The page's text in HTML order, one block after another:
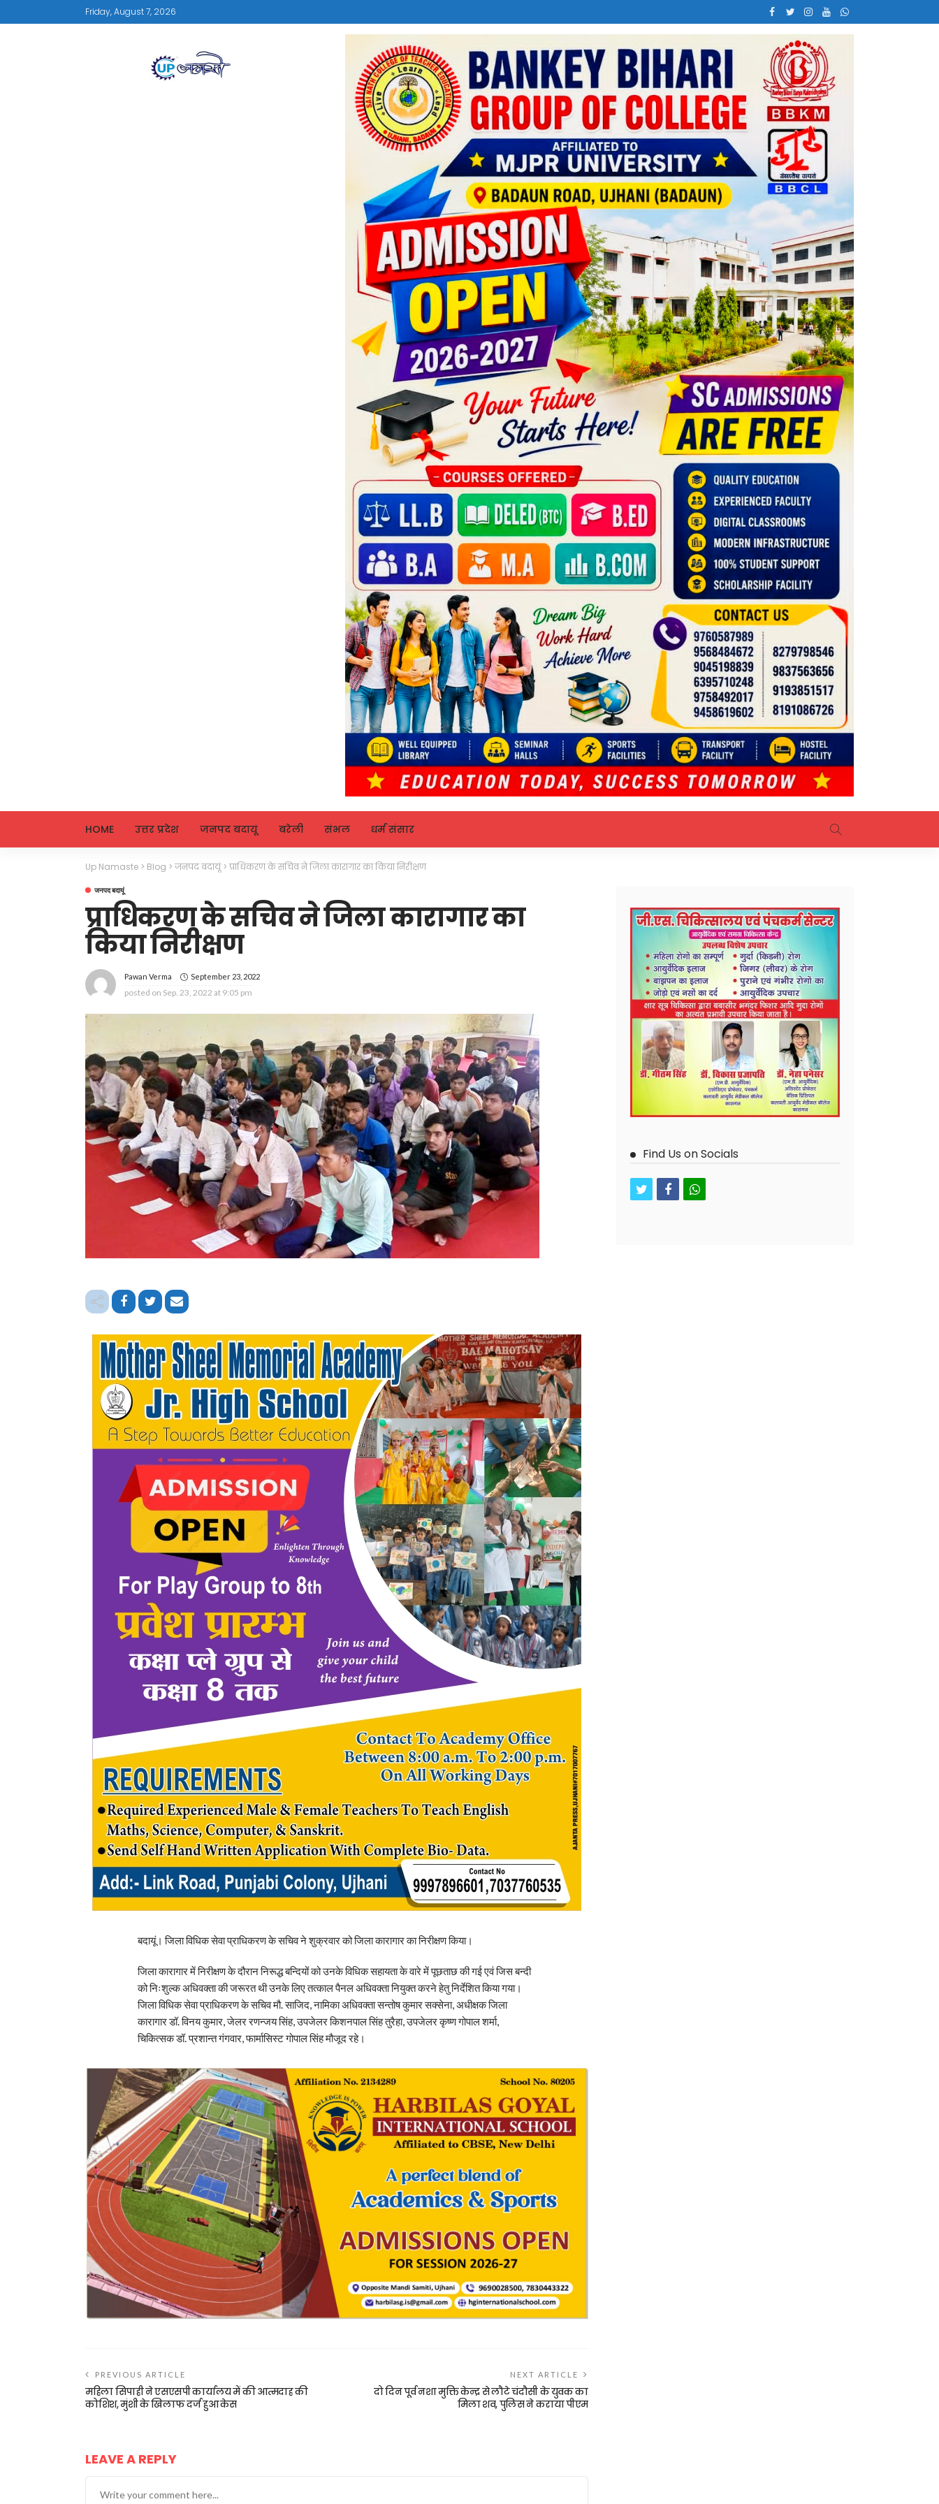
Friday, August 7, 2026
HOME उत्तर प्रदेश जनपद बदायूं बरेली संभल धर्म संसार
Up Namaste > Blog > जनपद बदायूं>प्राधिकरण के सचिव ने जिला कारागार का किया निरीक्षण
जनपद बदायूं
प्राधिकरण के सचिव ने जिला कारागार का
किया निरीक्षण
Pawan Verma September 23, 2022
posted on Sep. 23, 2022 at 9:05 pm
बदायूं। जिला विधिक सेवा प्राधिकरण के सचिव ने शुक्रवार को जिला कारागार का निरीक्षण किया।
जिला कारागार में निरीक्षण के दौरान निरूद्ध बन्दियों को उनके विधिक सहायता के वारे में पूछताछ की गई एवं जिस बन्दी
को निःशुल्क अधिवक्ता की जरूरत थी उनके लिए तत्काल पैनल अधिवक्ता नियुक्त करने हेतु निर्देशित किया गया।
जिला विधिक सेवा प्राधिकरण के सचिव मौ. साजिद, नामिका अधिवक्ता सन्तोष कुमार सक्सेना, अधीक्षक जिला
कारागार डॉ. विनय कुमार, जेलर रणन्जय सिंह, उपजेलर किशनपाल सिंह तुरैहा, उपजेलर कृष्ण गोपाल शर्मा,
चिकित्सक डॉ. प्रशान्त गंगवार, फार्मासिस्ट गोपाल सिंह मौजूद रहे।
PREVIOUS ARTICLE
महिला सिपाही ने एसएसपी कार्यालय में की आत्मदाह की
कोशिश, मुंशी के खिलाफ दर्ज हुआ केस
NEXT ARTICLE
दो दिन पूर्व नशा मुक्ति केन्द्र से लौटे चंदौसी के युवक का
मिला शव, पुलिस ने कराया पीएम
LEAVE A REPLY
Find Us on Socials
twitterfacebookwhatsapp